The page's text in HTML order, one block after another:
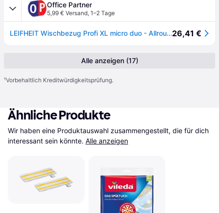
Office Partner
5,99 € Versand, 1–2 Tage
LEIFHEIT Wischbezug Profi XL micro duo - Allrounder26,41 €
Alle anzeigen (17)
¹Vorbehaltlich Kreditwürdigkeitsprüfung.
Ähnliche Produkte
Wir haben eine Produktauswahl zusammengestellt, die für dich
interessant sein könnte. Alle anzeigen